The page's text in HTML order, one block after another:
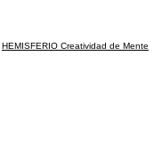
HEMISFERIO Creatividad de Mente